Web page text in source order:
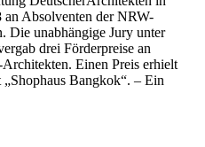
an Absolventen der NRW-
Die unabhängige Jury unter
drei Förderpreise an
Einen Preis erhielt
Bangkok“. – Ein